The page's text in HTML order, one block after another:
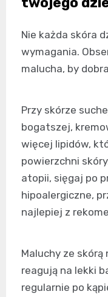
Nie każda skóra
wymagania.
malucha, by
Przy skórze
bogatszej,
więcej lipidów,
powierzchni
atopii, sięgaj po
hipoalergiczne,
najlepiej z
Maluchy ze
reagują na lekki
regularnie po